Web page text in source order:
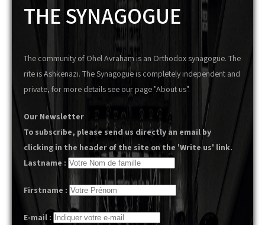
THE SYNAGOGUE
The community of Ohel Avraham is an Orthodox synagogue. The
rite is Ashkenazi. The Synagogue is completely independent and
private, for more details see our page "About us".
Our Newsletter
To subscribe, please send us directly an email by
clicking in the header of the site on the 'Write us' link.
Lastname :
Firstname :
E-mail :